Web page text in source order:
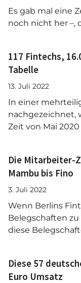
Es gab mal eine
noch nicht her –,
117 Fintechs,
Tabelle
13. Juli 2022
In einer
nachgezeichnet,
Zeit von Mai 2020
Die Mitarbeiter-
Mambu bis Fino
3. Juli 2022
Wenn Berlins
Belegschaften zu
diese
Diese 57
Euro Umsatz